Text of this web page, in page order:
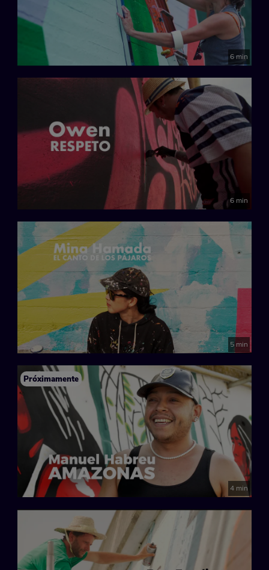
6 min
6 min
5 min
Próximamente
4 min